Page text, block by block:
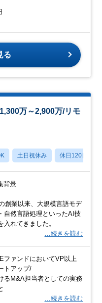
る
万～2,900万/リモ
土日祝休み 休日120日以上
背景
創業以来、大規模言語モデ
自然言語処理といったAI技
入れてきました。
…続きを読む
ファンドにおいてVP以上
トアップ/
るM&A担当者としての実務
…続きを読む